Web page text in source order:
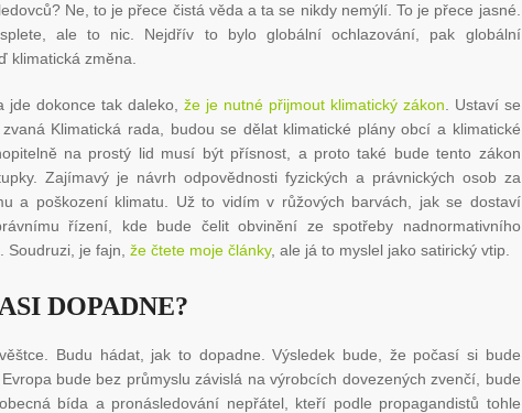
Ne, to je přece čistá věda a ta se nikdy nemýlí. To je přece jasné.
ale to nic. Nejdřív to bylo globální ochlazování, pak globální
klimatická změna.
jde dokonce tak daleko, že je nutné přijmout klimatický zákon . Ustaví se
Klimatická rada, budou se dělat klimatické plány obcí a klimatické
na prostý lid musí být přísnost, a proto také bude tento zákon
Zajímavý je návrh odpovědnosti fyzických a právnických osob za
a poškození klimatu. Už to vidím v růžových barvách, jak se dostaví
řízení, kde bude čelit obvinění ze spotřeby nadnormativního
Soudruzi, je fajn,že čtete moje články, ale já to myslel jako satirický vtip.
DOPADNE?
Budu hádat, jak to dopadne. Výsledek bude, že počasí si bude
bude bez průmyslu závislá na výrobcích dovezených zvenčí, bude
bída a pronásledování nepřátel, kteří podle propagandistů tohle